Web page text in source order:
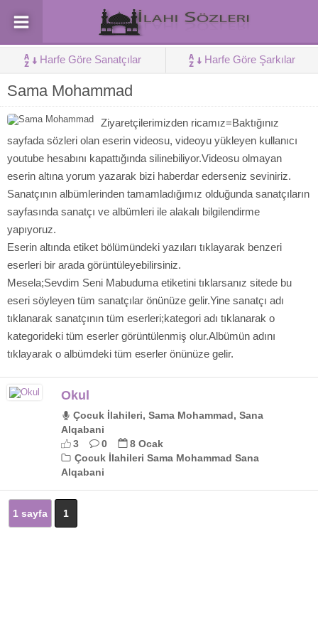
Harfe Göre Sanatçılar Harfe Göre Şarkılar
Sama Mohammad
Ziyaretçilerimizden ricamız=Baktığınız
sayfada sözleri olan eserin videosu, videoyu yükleyen kullanıcı
youtube hesabını kapattığında silinebiliyor.Videosu olmayan
eserin altına yorum yazarak bizi haberdar ederseniz seviniriz.
Sanatçının albümlerinden tamamladığımız olduğunda sanatçıların
sayfasında sanatçı ve albümleri ile alakalı bilgilendirme
yapıyoruz.
Eserin altında etiket bölümündeki yazıları tıklayarak benzeri
eserleri bir arada görüntüleyebilirsiniz.
Mesela;Sevdim Seni Mabuduma etiketini tıklarsanız sitede bu
eseri söyleyen tüm sanatçılar önünüze gelir.Yine sanatçı adı
tıklanarak sanatçının tüm eserleri;kategori adı tıklanarak o
kategorideki tüm eserler görüntülenmiş olur.Albümün adını
tıklayarak o albümdeki tüm eserler önünüze gelir.
Okul
Çocuk İlahileri, Sama Mohammad, Sana
Alqabani
3
0
8 Ocak
Çocuk İlahileri Sama Mohammad Sana
Alqabani
1 sayfa 1